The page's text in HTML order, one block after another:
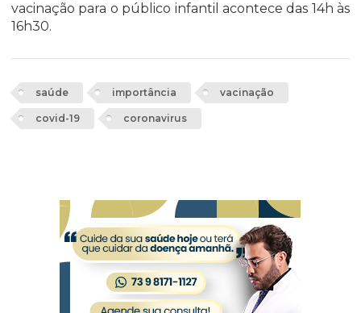
vacinação para o público infantil acontece das 14h às
16h30.
saúde importância vacinação
covid-19 coronavirus